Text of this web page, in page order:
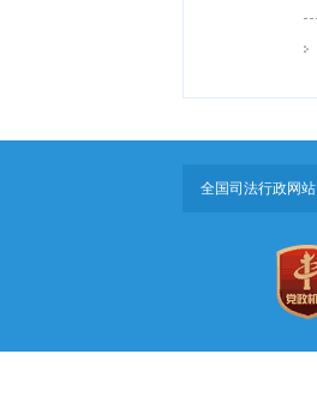
全国司法行政网站